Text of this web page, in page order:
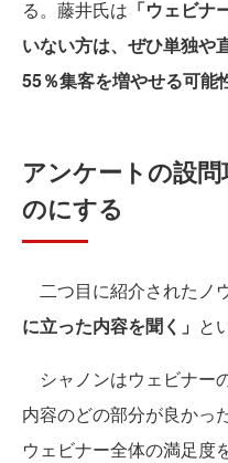
る。藤井氏は 「ウェビ
いない方は、ぜひ単独や
55％集客を増やせる可能
アンケートの設
のにする
二つ目に紹介されたノ
に立った内容を聞く」 と
シャノンはウェビナー
内容のどの部分が良かっ
ウェビナー全体の満足度